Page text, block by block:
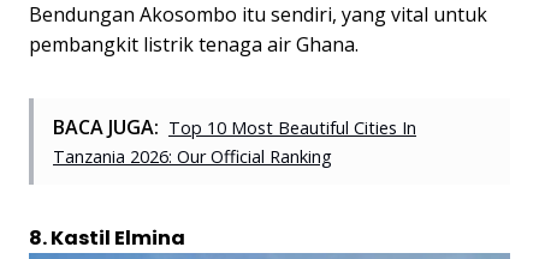
Bendungan Akosombo itu sendiri, yang vital untuk
pembangkit listrik tenaga air Ghana.
BACA JUGA: Top 10 Most Beautiful Cities In
Tanzania 2026: Our Official Ranking
8. Kastil Elmina